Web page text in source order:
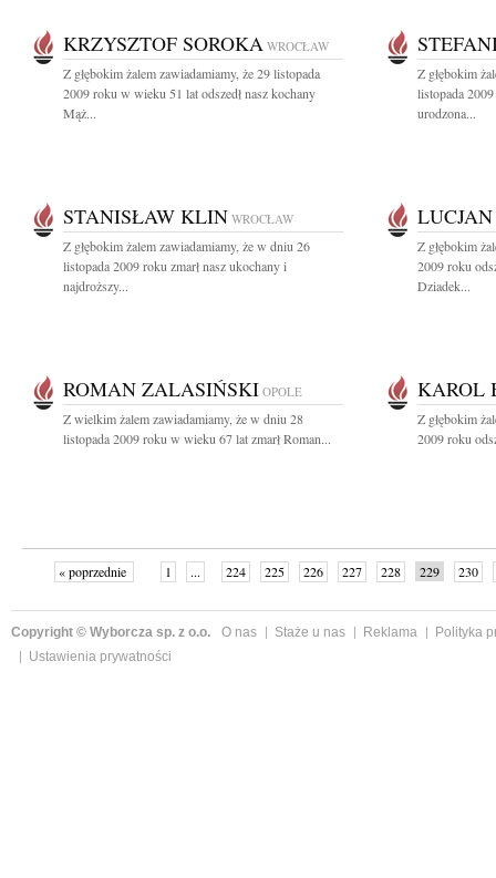
KRZYSZTOF SOROKA WROCŁAW
Z głębokim żalem zawiadamiamy, że 29 listopada
2009 roku w wieku 51 lat odszedł nasz kochany
Mąż...
Z głębokim
listopada
urodzona...
STANISŁAW KLIN WROCŁAW
Z głębokim żalem zawiadamiamy, że w dniu 26
listopada 2009 roku zmarł nasz ukochany i
najdroższy...
Z głębokim
2009 roku
Dziadek...
ROMAN ZALASIŃSKI OPOLE
Z wielkim żalem zawiadamiamy, że w dniu 28
listopada 2009 roku w wieku 67 lat zmarł Roman...
KAROL
Z głębokim
2009 roku
« poprzednie 1 ... 224 225 226 227 228 229
230
Copyright © Wyborcza sp. z o.o. O nas Staże u nas Reklama
Polityka
Ustawienia prywatności